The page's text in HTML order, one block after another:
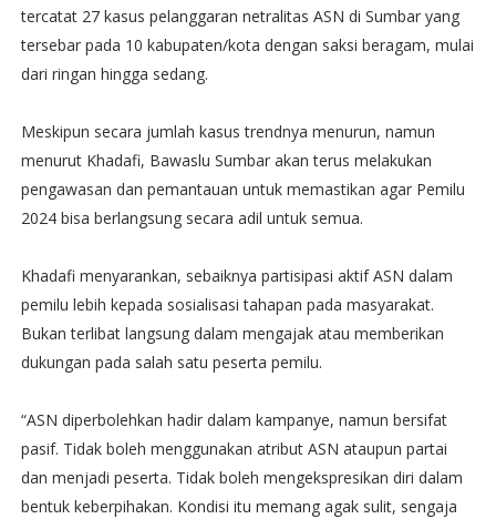
tercatat 27 kasus pelanggaran netralitas ASN di Sumbar yang
tersebar pada 10 kabupaten/kota dengan saksi beragam, mulai
dari ringan hingga sedang.
Meskipun secara jumlah kasus trendnya menurun, namun
menurut Khadafi, Bawaslu Sumbar akan terus melakukan
pengawasan dan pemantauan untuk memastikan agar Pemilu
2024 bisa berlangsung secara adil untuk semua.
Khadafi menyarankan, sebaiknya partisipasi aktif ASN dalam
pemilu lebih kepada sosialisasi tahapan pada masyarakat.
Bukan terlibat langsung dalam mengajak atau memberikan
dukungan pada salah satu peserta pemilu.
“ASN diperbolehkan hadir dalam kampanye, namun bersifat
pasif. Tidak boleh menggunakan atribut ASN ataupun partai
dan menjadi peserta. Tidak boleh mengekspresikan diri dalam
bentuk keberpihakan. Kondisi itu memang agak sulit, sengaja